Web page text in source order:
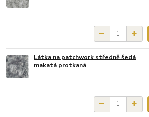
Látka na patchwork středně šedá
makatá protkaná